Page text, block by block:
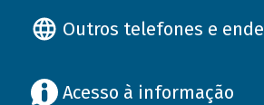
Outros telefones e
Acesso à informação